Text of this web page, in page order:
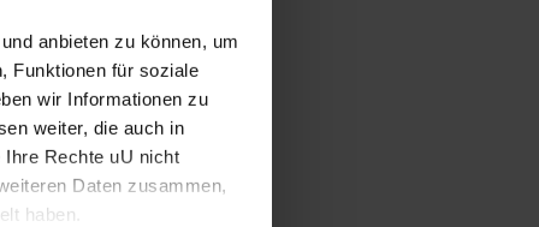
anbieten zu können, um
Funktionen für soziale
wir Informationen zu
weiter, die auch in
Ihre Rechte uU nicht
Daten zusammen,
haben.